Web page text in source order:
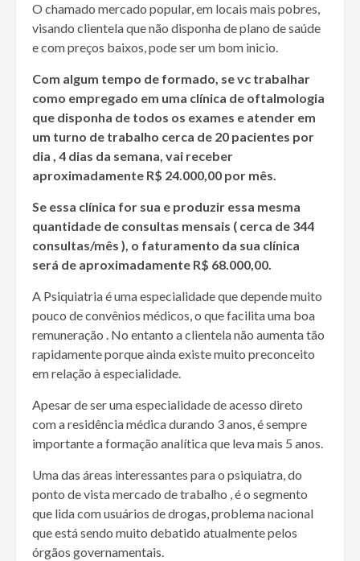
O chamado mercado popular, em locais mais pobres,
visando clientela que não disponha de plano de saúde
e com preços baixos, pode ser um bom inicio.
Com algum tempo de formado, se vc trabalhar
como empregado em uma clínica de oftalmologia
que disponha de todos os exames e atender em
um turno de trabalho cerca de 20 pacientes por
dia , 4 dias da semana, vai receber
aproximadamente R$ 24.000,00 por mês.
Se essa clínica for sua e produzir essa mesma
quantidade de consultas mensais ( cerca de 344
consultas/mês ), o faturamento da sua clínica
será de aproximadamente R$ 68.000,00.
A Psiquiatria é uma especialidade que depende muito
pouco de convênios médicos, o que facilita uma boa
remuneração . No entanto a clientela não aumenta tão
rapidamente porque ainda existe muito preconceito
em relação à especialidade.
Apesar de ser uma especialidade de acesso direto
com a residência médica durando 3 anos, é sempre
importante a formação analítica que leva mais 5 anos.
Uma das áreas interessantes para o psiquiatra, do
ponto de vista mercado de trabalho , é o segmento
que lida com usuários de drogas, problema nacional
que está sendo muito debatido atualmente pelos
órgãos governamentais.